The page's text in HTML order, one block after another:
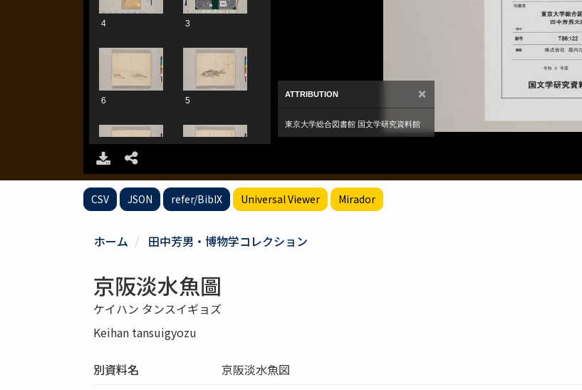
CSV JSON refer/BibIX Universal Viewer Mirador
ホーム 田中芳男・博物学コレクション
京阪淡水魚圖
ケイハン タンスイギョズ
Keihan tansuigyozu
別資料名
京阪淡水魚図